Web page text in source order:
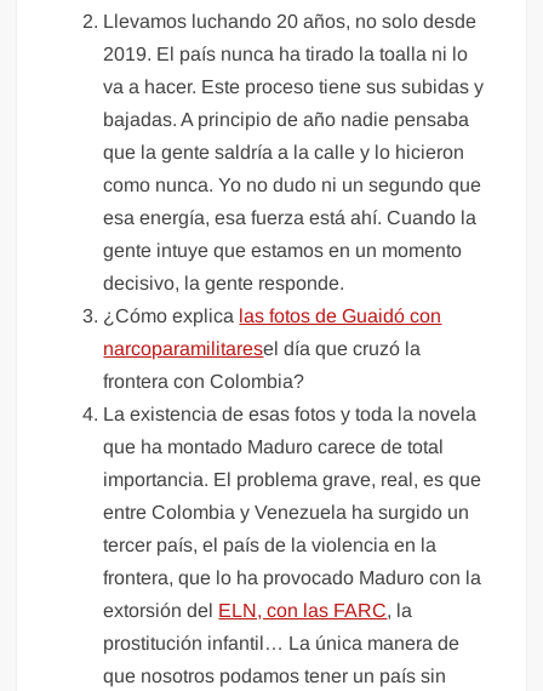
Llevamos luchando 20 años, no solo desde
2019. El país nunca ha tirado la toalla ni lo
va a hacer. Este proceso tiene sus subidas y
bajadas. A principio de año nadie pensaba
que la gente saldría a la calle y lo hicieron
como nunca. Yo no dudo ni un segundo que
esa energía, esa fuerza está ahí. Cuando la
gente intuye que estamos en un momento
decisivo, la gente responde.
¿Cómo explica las fotos de Guaidó con
narcoparamilitaresel día que cruzó la
frontera con Colombia?
La existencia de esas fotos y toda la novela
que ha montado Maduro carece de total
importancia. El problema grave, real, es que
entre Colombia y Venezuela ha surgido un
tercer país, el país de la violencia en la
frontera, que lo ha provocado Maduro con la
extorsión del ELN, con las FARC, la
prostitución infantil… La única manera de
que nosotros podamos tener un país sin